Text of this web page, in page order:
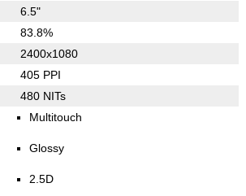
6.5"
83.8%
2400x1080
405 PPI
480 NITs
Multitouch
Glossy
2.5D